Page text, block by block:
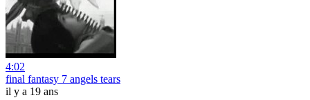
4:02
final fantasy 7 angels tears
il y a 19 ans